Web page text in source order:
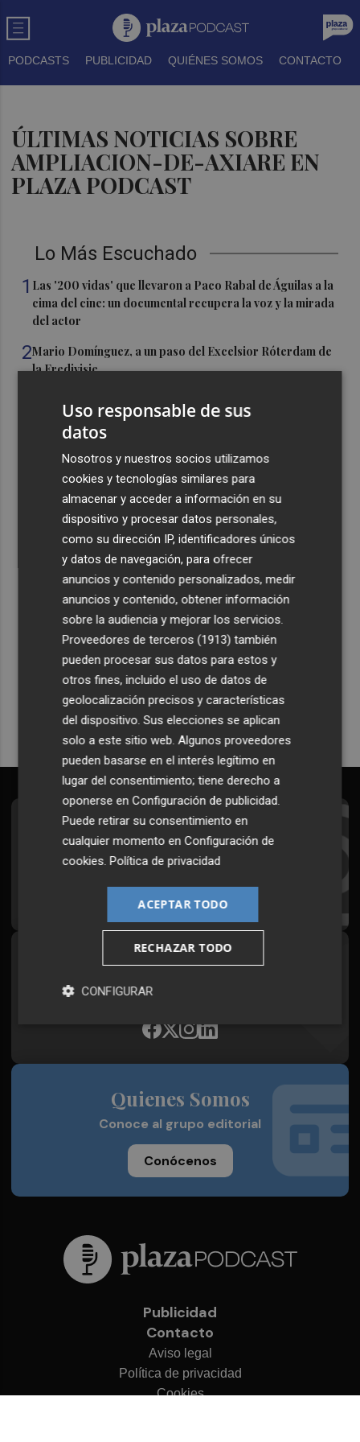
PODCASTS PUBLICIDAD QUIÉNES SOMOS CONTACTO
ÚLTIMAS NOTICIAS SOBRE
AMPLIACION-DE-AXIARE EN
PLAZA PODCAST
Lo Más Escuchado
1 Las '200 vidas' que llevaron a Paco Rabal de Águilas a la
cima del cine: un documental recupera la voz y la mirada
del actor
2Mario Domínguez, a un paso del Excelsior Róterdam de
la Eredivisie
en las fiestas para la Ufece y conciertos en valenciano
conquistar los históricos 20.000 puntos
Valencia Basket abrirá la EuroLeague Women en casa
ante Fenerbahce Opet
Recibe toda la actualidad de
Plaza Podcast en tu correo
Quiero suscribirme
Suscríbete al Boletín
Todos los días a primera hora en tu email
Síguenos en redes
Plaza Podcast, desde cualquier medio
Quienes Somos
Conoce al grupo editorial
Conócenos
Publicidad
Contacto
Aviso legal
Política de privacidad
Cookies
Uso responsable de sus
datos
Nosotros y nuestros socios utilizamos
cookies y tecnologías similares para
almacenar y acceder a información en su
dispositivo y procesar datos personales,
como su dirección IP, identificadores únicos
y datos de navegación, para ofrecer
anuncios y contenido personalizados, medir
anuncios y contenido, obtener información
sobre la audiencia y mejorar los servicios.
Proveedores de terceros (1913) también
pueden procesar sus datos para estos y
otros fines, incluido el uso de datos de
geolocalización precisos y características
del dispositivo. Sus elecciones se aplican
solo a este sitio web. Algunos proveedores
pueden basarse en el interés legítimo en
lugar del consentimiento; tiene derecho a
oponerse enConfiguración de publicidad.
Puede retirar su consentimiento en
cualquier momento enConfiguración de
cookies.Política de privacidad
ACEPTAR TODO
RECHAZAR TODO
CONFIGURAR